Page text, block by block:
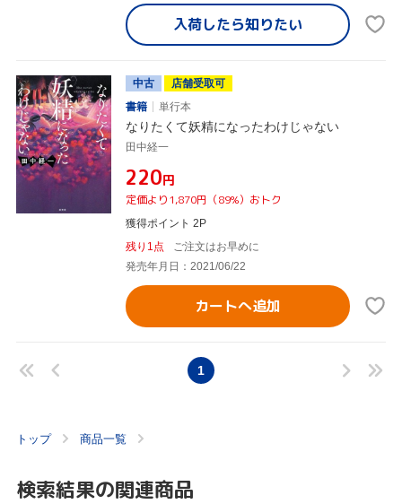
入荷したら知りたい
中古
店舗受取可
書籍
単行本
なりたくて妖精になったわけじゃない
田中経一
¥220円
定価より1,870円（89%）おトク
獲得ポイント 2P
残り1点
ご注文はお早めに
発売年月日：2021/06/22
カートへ追加
1
トップ 商品一覧
検索結果の関連商品